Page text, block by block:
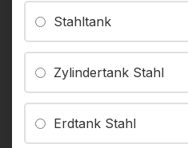
Stahltank
Zylindertank Stahl
Erdtank Stahl